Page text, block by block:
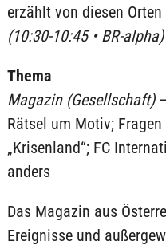
erzählt von diesen
(10:30-10:45 • BR-alpha)
Thema
Magazin (Gesellschaft)
Rätsel um Motiv;
„Krisenland“; FC
anders
Das Magazin aus
Ereignisse und